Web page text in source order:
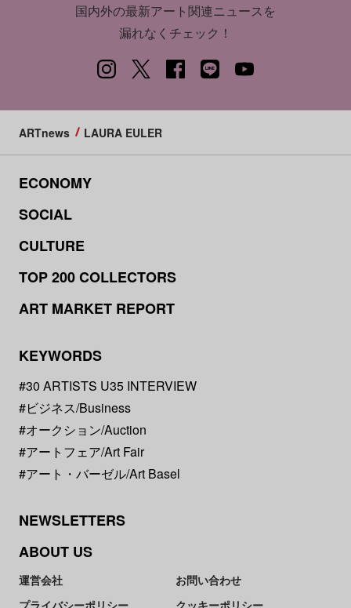
国内外の最新アート関連ニュースを
漏れなくチェック！
ARTnews LAURA EULER
ECONOMY
SOCIAL
CULTURE
TOP 200 COLLECTORS
ART MARKET REPORT
KEYWORDS
#30 ARTISTS U35 INTERVIEW
#ビジネス/Business
#オークション/Auction
#アートフェア/Art Fair
#アート・バーゼル/Art Basel
NEWSLETTERS
ABOUT US
運営会社
お問い合わせ
プライバシーポリシー
クッキーポリシー